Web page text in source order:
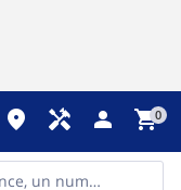
place handyman person shopping_cart0